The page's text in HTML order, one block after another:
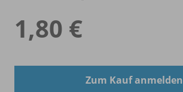
1,80 €
Zum Kauf anmelden